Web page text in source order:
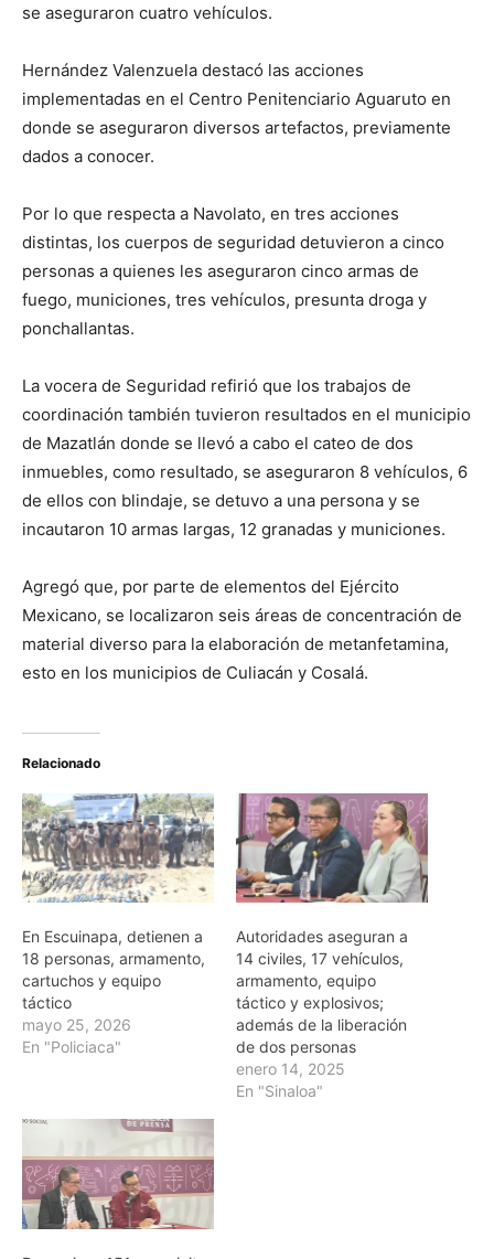
se aseguraron cuatro vehículos.
Hernández Valenzuela destacó las acciones
implementadas en el Centro Penitenciario Aguaruto en
donde se aseguraron diversos artefactos, previamente
dados a conocer.
Por lo que respecta a Navolato, en tres acciones
distintas, los cuerpos de seguridad detuvieron a cinco
personas a quienes les aseguraron cinco armas de
fuego, municiones, tres vehículos, presunta droga y
ponchallantas.
La vocera de Seguridad refirió que los trabajos de
coordinación también tuvieron resultados en el municipio
de Mazatlán donde se llevó a cabo el cateo de dos
inmuebles, como resultado, se aseguraron 8 vehículos, 6
de ellos con blindaje, se detuvo a una persona y se
incautaron 10 armas largas, 12 granadas y municiones.
Agregó que, por parte de elementos del Ejército
Mexicano, se localizaron seis áreas de concentración de
material diverso para la elaboración de metanfetamina,
esto en los municipios de Culiacán y Cosalá.
Relacionado
En Escuinapa, detienen a
18 personas, armamento,
cartuchos y equipo
táctico
mayo 25, 2026
En "Policiaca"
Autoridades aseguran a
14 civiles, 17 vehículos,
armamento, equipo
táctico y explosivos;
además de la liberación
de dos personas
enero 14, 2025
En "Sinaloa"